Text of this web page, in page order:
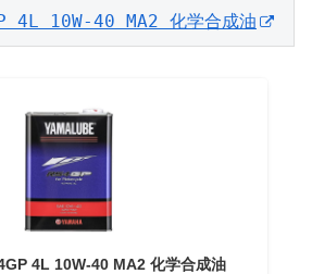
4L 10W-40 MA2 化学合成油
4L 10W-40 MA2 化学合成油